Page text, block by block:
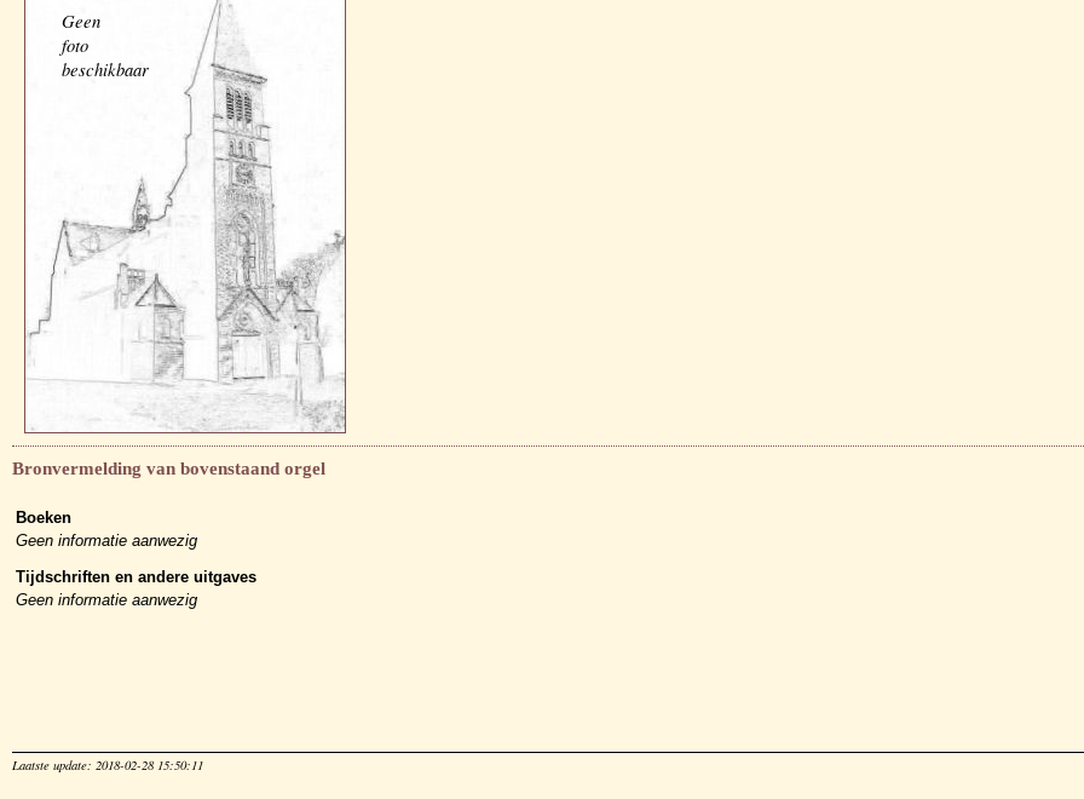
Geen
foto
beschikbaar
Bronvermelding van bovenstaand orgel
Boeken
Geen informatie aanwezig
Tijdschriften en andere uitgaves
Geen informatie aanwezig
Laatste update: 2018-02-28 15:50:11